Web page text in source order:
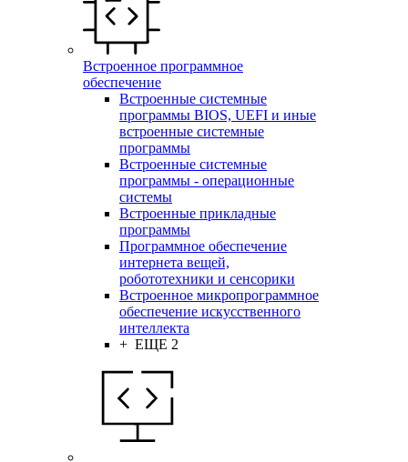
Встроенное программное
обеспечение
Встроенные системные
программы BIOS, UEFI и иные
встроенные системные
программы
Встроенные системные
программы - операционные
системы
Встроенные прикладные
программы
Программное обеспечение
интернета вещей,
робототехники и сенсорики
Встроенное микропрограммное
обеспечение искусственного
интеллекта
+ ЕЩЕ 2